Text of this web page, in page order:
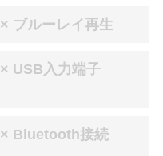
× ブルーレイ再生
× USB入力端子
× Bluetooth接続